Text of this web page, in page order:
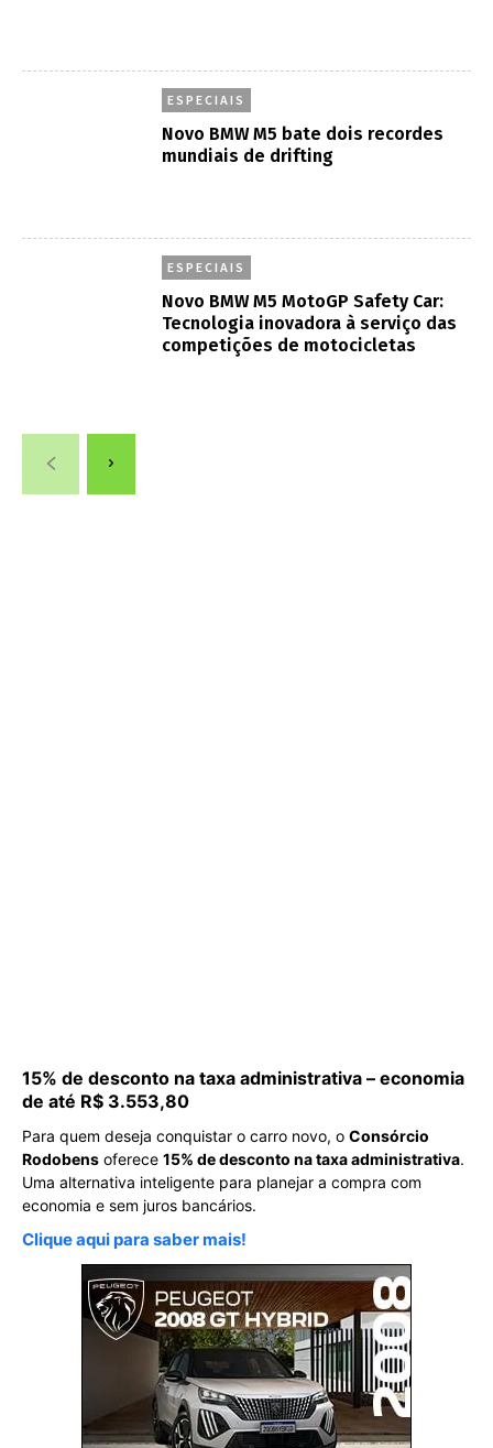
ESPECIAIS
Novo BMW M5 bate dois recordes
mundiais de drifting
ESPECIAIS
Novo BMW M5 MotoGP Safety Car:
Tecnologia inovadora à serviço das
competições de motocicletas
15% de desconto na taxa administrativa – economia
de até R$ 3.553,80
Para quem deseja conquistar o carro novo, o Consórcio
Rodobens oferece 15% de desconto na taxa administrativa.
Uma alternativa inteligente para planejar a compra com
economia e sem juros bancários.
Clique aqui para saber mais!